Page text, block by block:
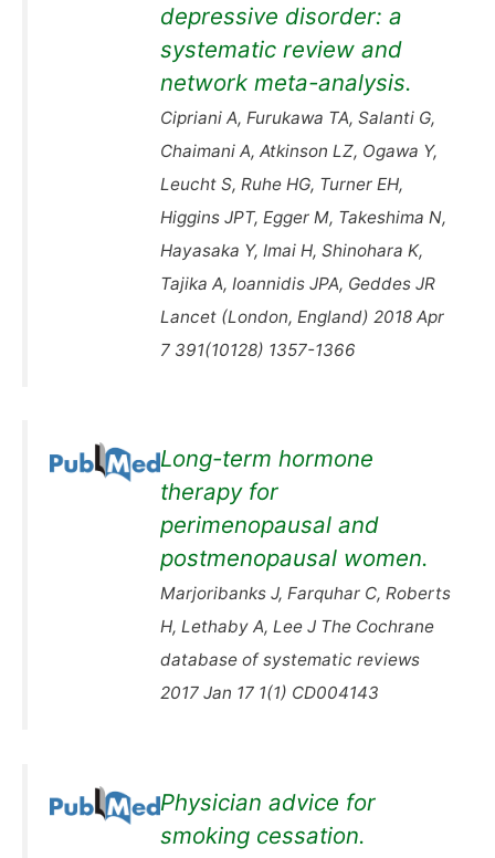
depressive disorder: a
systematic review and
network meta-analysis.
Cipriani A, Furukawa TA, Salanti G,
Chaimani A, Atkinson LZ, Ogawa Y,
Leucht S, Ruhe HG, Turner EH,
Higgins JPT, Egger M, Takeshima N,
Hayasaka Y, Imai H, Shinohara K,
Tajika A, Ioannidis JPA, Geddes JR
Lancet (London, England) 2018 Apr
7 391(10128) 1357-1366
Long-term hormone
therapy for
perimenopausal and
postmenopausal women.
Marjoribanks J, Farquhar C, Roberts
H, Lethaby A, Lee J The Cochrane
database of systematic reviews
2017 Jan 17 1(1) CD004143
Physician advice for
smoking cessation.